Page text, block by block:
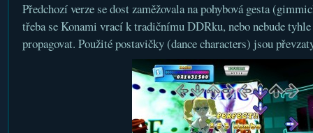
Předchozí verze se dost zaměžovala na pohybová gesta
třeba se Konami vrací k tradičnímu DDRku, nebo nebude
propagovat. Použité postavičky (dance characters) jsou